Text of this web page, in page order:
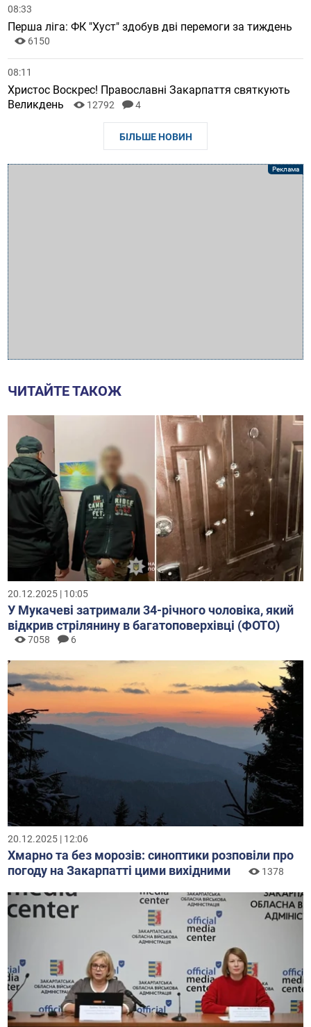
08:33
Перша ліга: ФК "Хуст" здобув дві перемоги за тиждень
6150
08:11
Христос Воскрес! Православні Закарпаття святкують
Великдень
12792 4
БІЛЬШЕ НОВИН
ЧИТАЙТЕ ТАКОЖ
20.12.2025 | 10:05
У Мукачеві затримали 34-річного чоловіка, який
відкрив стрілянину в багатоповерхівці (ФОТО)
7058 6
20.12.2025 | 12:06
Хмарно та без морозів: синоптики розповіли про
погоду на Закарпатті цими вихідними
1378